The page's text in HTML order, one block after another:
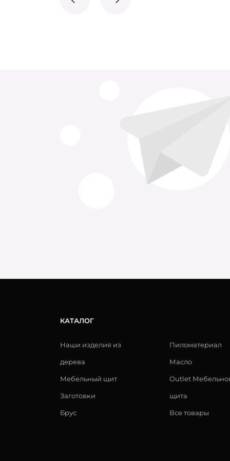
КАТАЛОГ
Наши изделия из
дерева
Мебельный щит
Заготовки
Брус
Пиломатериал
Масло
Outlet
щита
Все товары